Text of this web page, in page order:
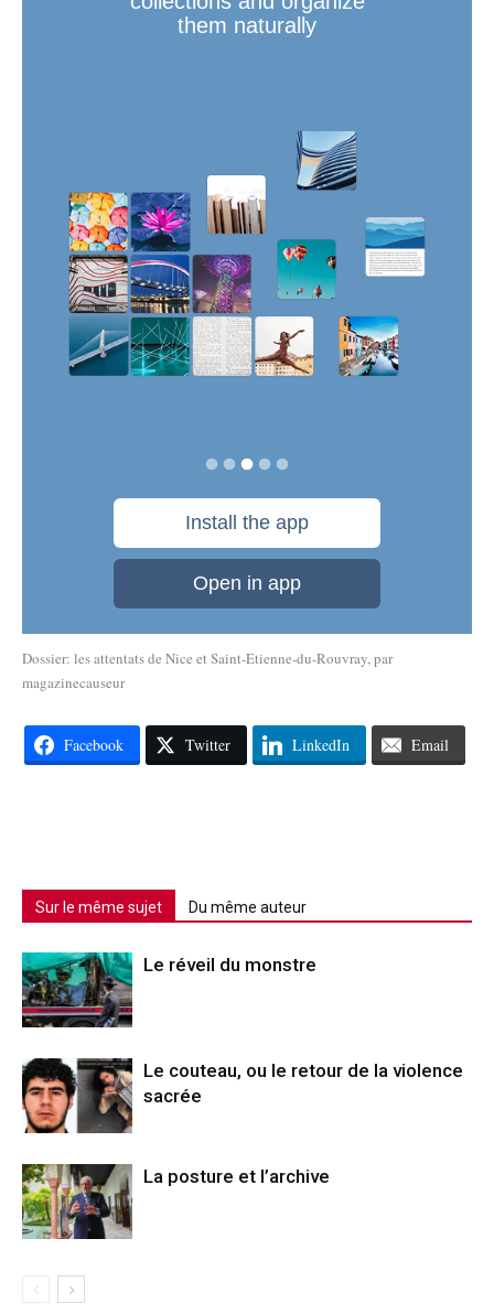
Dossier: les attentats de Nice et Saint-Etienne-du-Rouvray, par
magazinecauseur
Facebook Twitter LinkedIn Email
Sur le même sujet Du même auteur
Le réveil du monstre
Le couteau, ou le retour de la violence
sacrée
La posture et l’archive